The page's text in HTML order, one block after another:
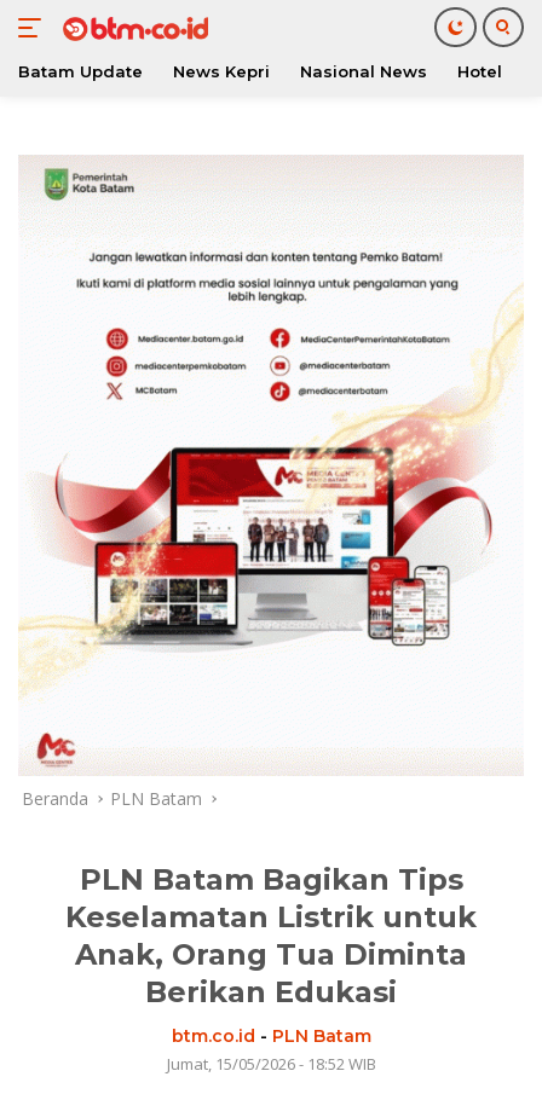
konten
Batam Update News Kepri Nasional News Hotel
Beranda PLN Batam
PLN Batam Bagikan Tips
Keselamatan Listrik untuk
Anak, Orang Tua Diminta
Berikan Edukasi
btm.co.id - PLN Batam
Jumat, 15/05/2026 - 18:52 WIB